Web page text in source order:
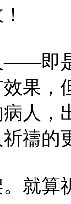
——即
果，
人，
禱的
就算